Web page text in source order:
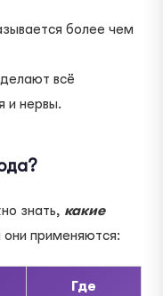
более чем
всё
и нервы.
знать, какие
они применяются:
Где